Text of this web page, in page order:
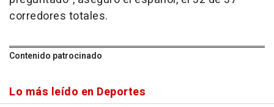
corredores totales.
Contenido patrocinado
Lo más leído en Deportes